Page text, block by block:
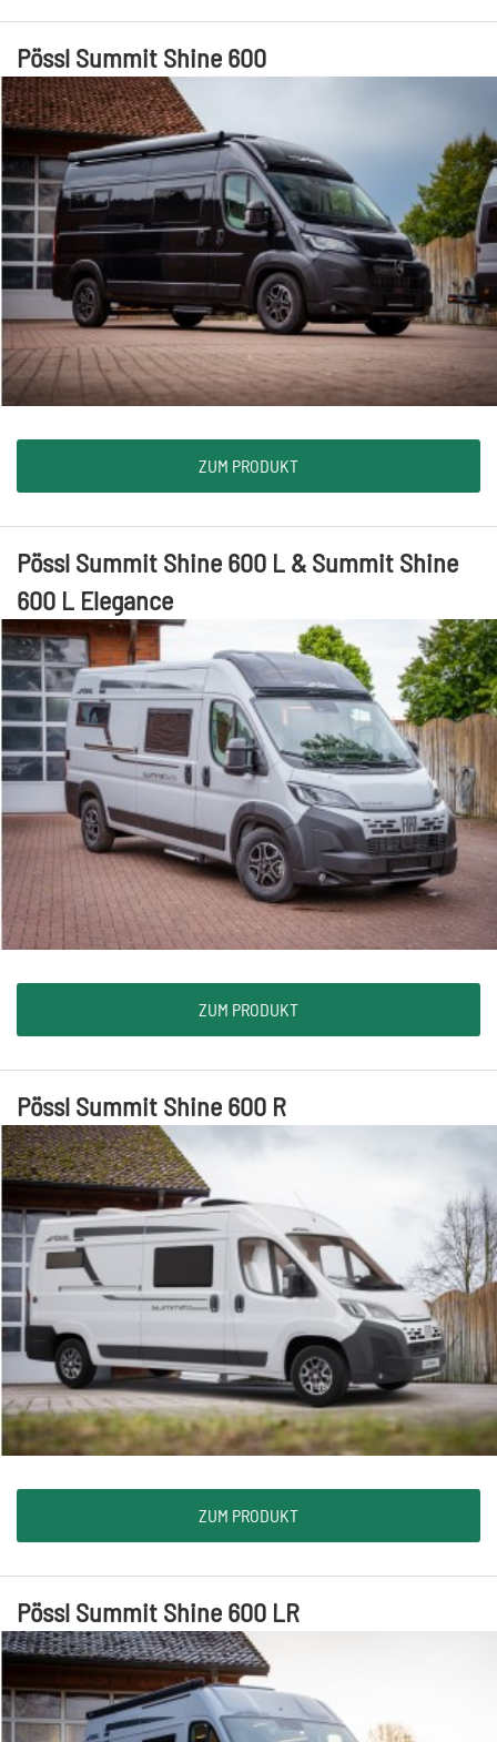
Pössl Summit Shine 600
ZUM PRODUKT
Pössl Summit Shine 600 L & Summit Shine
600 L Elegance
ZUM PRODUKT
Pössl Summit Shine 600 R
ZUM PRODUKT
Pössl Summit Shine 600 LR